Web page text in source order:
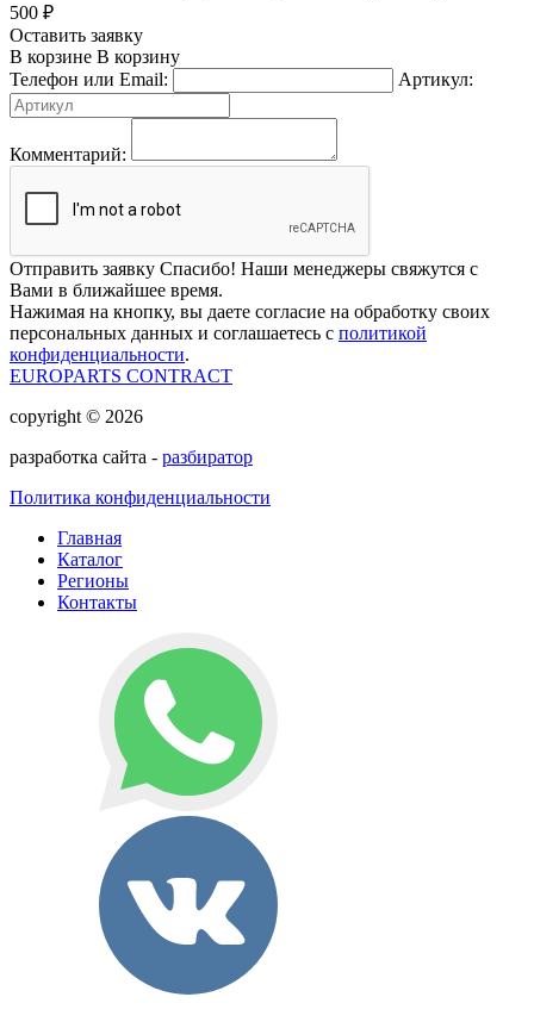
500 ₽
Оставить заявку
В корзине В корзину
Телефон или Email:
Артикул:
Комментарий:
Отправить заявку Спасибо! Наши менеджеры свяжутся с
Вами в ближайшее время.
Нажимая на кнопку, вы даете согласие на обработку своих
персональных данных и соглашаетесь с политикой
конфиденциальности.
EUROPARTS CONTRACT
copyright © 2026
разработка сайта - разбиратор
Политика конфиденциальности
Главная
Каталог
Регионы
Контакты